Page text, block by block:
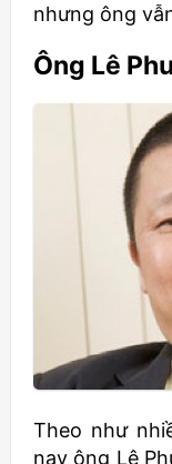
nhưng ông
Ông Lê
Theo như
nay ông Lê